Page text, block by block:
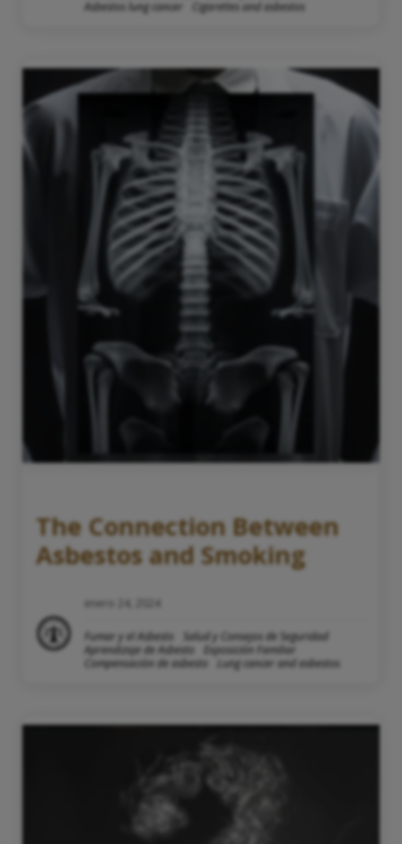
Asbestos lung cancer
Cigarettes and asbestos
The Connection Between
Asbestos and Smoking
enero 24, 2024
Fumar y el Asbesto
Salud y Consejos de Seguridad
Aprendizaje de Asbesto
Exposición Familiar
Compensación de asbesto
Lung cancer and asbestos